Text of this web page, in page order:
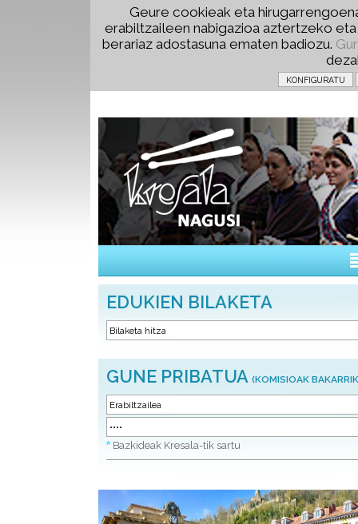
Geure cookieak eta
erabiltzaileen nabigazioa aztertzeko
berariaz adostasuna ematen badiozu.
EDUKIEN BILAKETA
GUNE PRIBATUA (KOMISIOAK
* Bazkideak Kresala-tik sartu